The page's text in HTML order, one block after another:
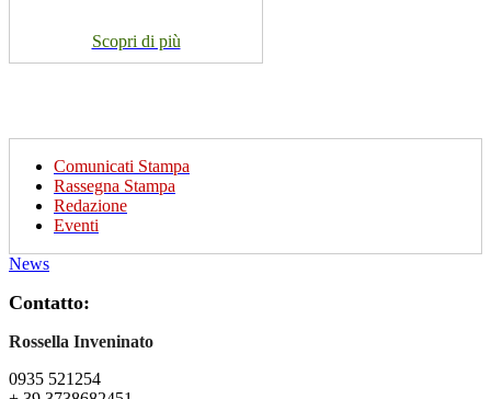
Scopri di più
Comunicati Stampa
Rassegna Stampa
Redazione
Eventi
News
Contatto:
Rossella Inveninato
0935 521254